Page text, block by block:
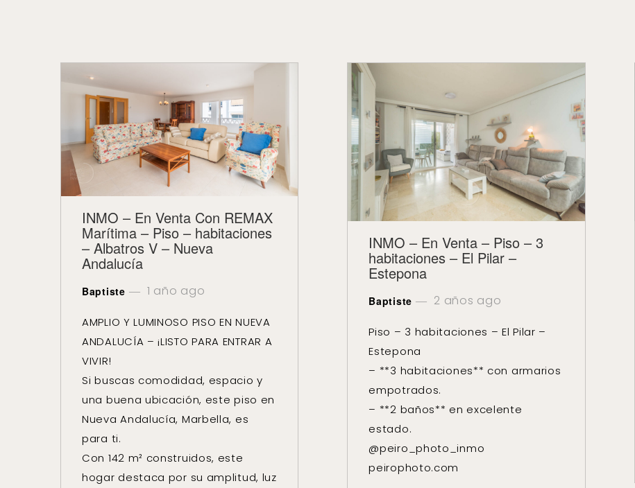
INMO – En Venta Con REMAX
Marítima – Piso – habitaciones
– Albatros V – Nueva
Andalucía
Baptiste 1 año ago
AMPLIO Y LUMINOSO PISO EN NUEVA
ANDALUCÍA – ¡LISTO PARA ENTRAR A
VIVIR!
Si buscas comodidad, espacio y
una buena ubicación, este piso en
Nueva Andalucía, Marbella, es
para ti.
Con 142 m² construidos, este
hogar destaca por su amplitud, luz
INMO – En Venta – Piso – 3
habitaciones – El Pilar –
Estepona
Baptiste 2 años ago
Piso – 3 habitaciones – El Pilar –
Estepona
– **3 habitaciones** con armarios
empotrados.
– **2 baños** en excelente
estado.
@peiro_photo_inmo
peirophoto.com